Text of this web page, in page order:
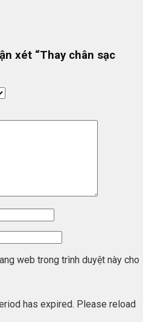
xét “Thay chân sạc
web trong trình duyệt này cho
has expired. Please reload